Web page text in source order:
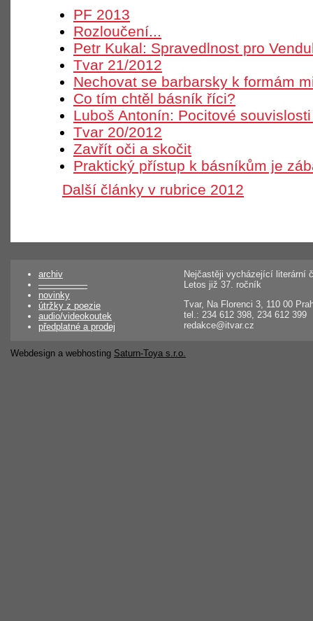
PF 2013
Rozloučení...
Petr Kukal: Spravedlnost pro
Tvar 21/2012
Nechovat se barbarsky k formám
Co tím chtěl básník říci?
Luboš Antonín: Pocitové
Tvar 20/2012
Zavřít oči a skočit
Praktický přístup k básníkům je
Další články v rubrice 2012
archiv
––––––––––
novinky
útržky z poezie
audio/videokoutek
předplatné a prodej
Nejčastěji vycházející literární
Letos již 37. ročník
Tvar, Na Florenci 3, 110 00
tel.: 234 612 398, 234 612 399
redakce@itvar.cz
Webdesign a webhosting Saturn-Toya s.r.o.